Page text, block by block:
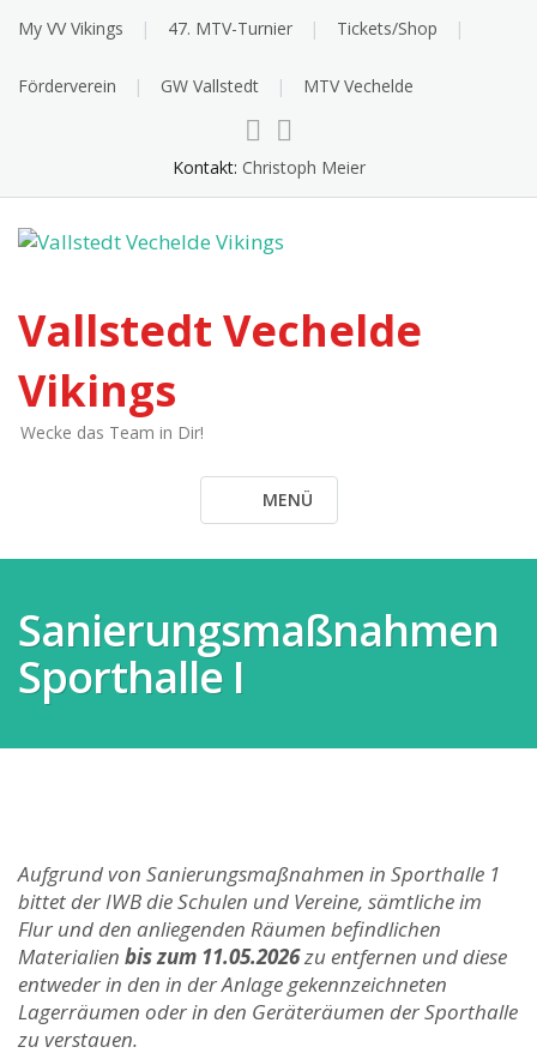
My VV Vikings 47. MTV-Turnier Tickets/Shop
Förderverein GW Vallstedt MTV Vechelde
Kontakt: Christoph Meier
Vallstedt Vechelde
Vikings
Wecke das Team in Dir!
MENÜ
Sanierungsmaßnahmen
Sporthalle I
Aufgrund von Sanierungsmaßnahmen in Sporthalle 1
bittet der IWB die Schulen und Vereine, sämtliche im
Flur und den anliegenden Räumen befindlichen
Materialien bis zum 11.05.2026zu entfernen und diese
entweder in den in der Anlage gekennzeichneten
Lagerräumen oder in den Geräteräumen der Sporthalle
zu verstauen.